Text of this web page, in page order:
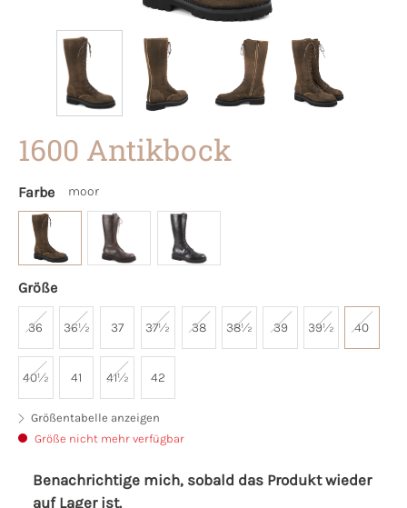
1600 Antikbock
Farbe moor
Größe
36 36½ 37 37½ 38 38½ 39 39½ 40
40½ 41 41½ 42
Größentabelle anzeigen
Größe nicht mehr verfügbar
Benachrichtige mich, sobald das Produkt wieder
auf Lager ist.